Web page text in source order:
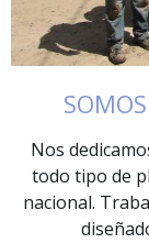
Nos
todo tipo de
nacional.